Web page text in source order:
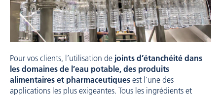
Pour vos clients, l’utilisation de joints d’étanchéité dans
les domaines de l’eau potable, des produits
alimentaires et pharmaceutiques est l’une des
applications les plus exigeantes. Tous les ingrédients et